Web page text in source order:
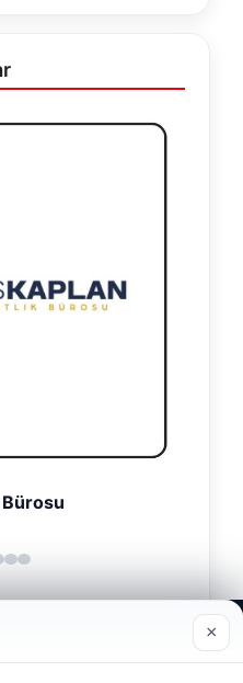
Bürosu
iyi anlayabilmek,
amacıyla çerezler
×